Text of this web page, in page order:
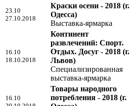
23.10
27.10.2018
Краски осени - 2018 (г.
Одесса)
Выставка-ярмарка
16.10
18.10.2018
Континент
развлечений: Спорт.
Отдых. Досуг - 2018 (г.
Львов)
Специализированная
выставка-ярмарка
16.10
Товары народного
потребления - 2018 (г.